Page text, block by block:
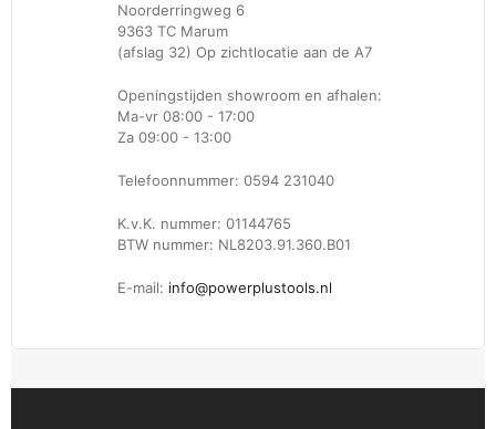
Noorderringweg 6
9363 TC Marum
(afslag 32) Op zichtlocatie aan de A7
Openingstijden showroom en afhalen:
Ma-vr 08:00 - 17:00
Za 09:00 - 13:00
Telefoonnummer: 0594 231040
K.v.K. nummer: 01144765
BTW nummer: NL8203.91.360.B01
E-mail: info@powerplustools.nl